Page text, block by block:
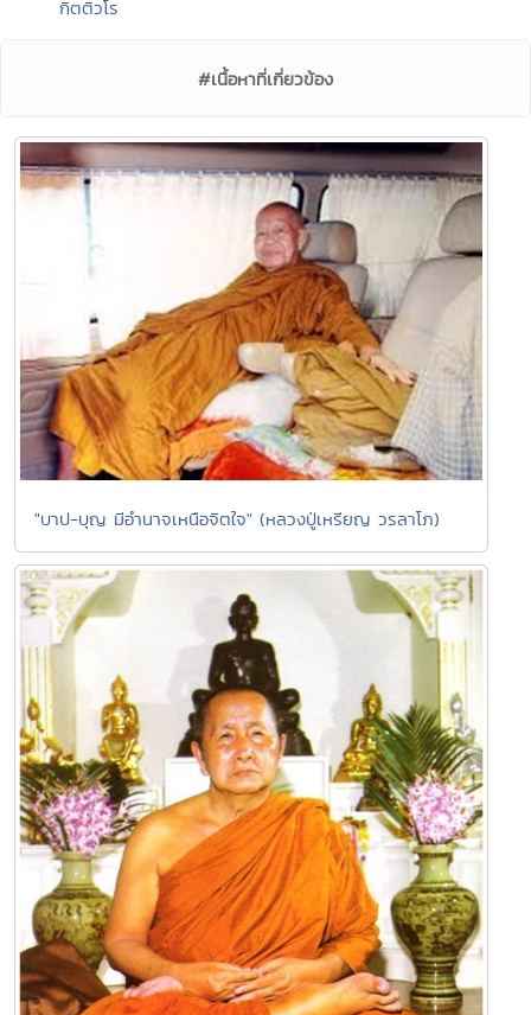
กิตติวโร
#เนื้อหาที่เกี่ยวข้อง
"บาป-บุญ มีอำนาจเหนือจิตใจ" (หลวงปู่เหรียญ วรลาโภ)